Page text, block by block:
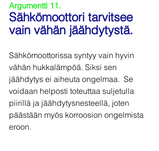
Argumentti 11.
Sähkömoottori tarvitsee
vain vähän jäähdytystä.
Sähkömoottorissa syntyy vain hyvin
vähän hukkalämpöä. Siksi sen
jäähdytys ei aiheuta ongelmaa.  Se
voidaan helposti toteuttaa suljetulla
piirillä ja jäähdytysnesteellä, joten
päästään myös korroosion ongelmista
eroon.